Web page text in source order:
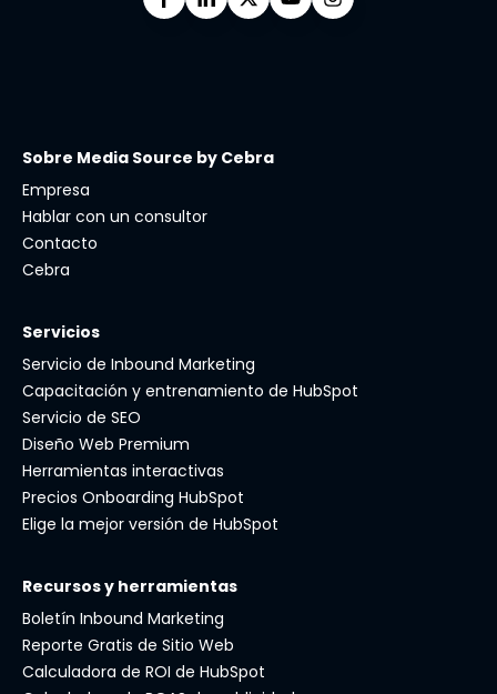
Sobre Media Source by Cebra
Empresa
Hablar con un consultor
Contacto
Cebra
Servicios
Servicio de Inbound Marketing
Capacitación y entrenamiento de HubSpot
Servicio de SEO
Diseño Web Premium
Herramientas interactivas
Precios Onboarding HubSpot
Elige la mejor versión de HubSpot
Recursos y herramientas
Boletín Inbound Marketing
Reporte Gratis de Sitio Web
Calculadora de ROI de HubSpot